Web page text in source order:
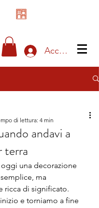
Accedi
andavi a
terra
di lettura: 4 min
una decorazione
ma
ricca di significato.
e torniamo a fine